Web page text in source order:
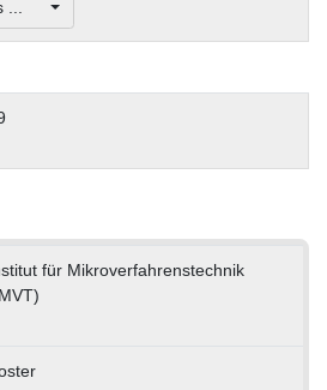
...
für Mikroverfahrenstechnik